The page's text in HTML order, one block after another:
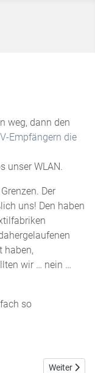
weg, dann den
Empfängern die
unser WLAN.
Der
uns! Den haben
haben,
wir … nein …
so
Nächster
Weiter